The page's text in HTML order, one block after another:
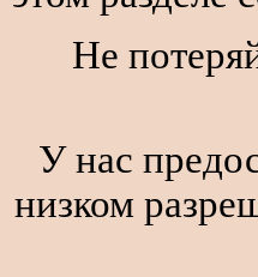
Не
У нас
низком